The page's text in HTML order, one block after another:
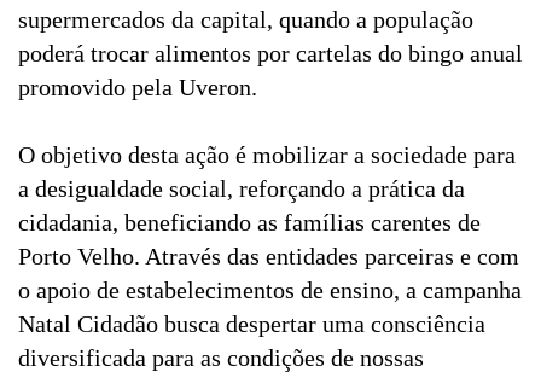
supermercados da capital, quando a população
poderá trocar alimentos por cartelas do bingo anual
promovido pela Uveron.
O objetivo desta ação é mobilizar a sociedade para
a desigualdade social, reforçando a prática da
cidadania, beneficiando as famílias carentes de
Porto Velho. Através das entidades parceiras e com
o apoio de estabelecimentos de ensino, a campanha
Natal Cidadão busca despertar uma consciência
diversificada para as condições de nossas